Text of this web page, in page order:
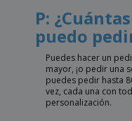
P:
puedo
Puedes hacer un
mayor, ¡o pedir una
puedes pedir hasta
vez, cada una con
personalización.